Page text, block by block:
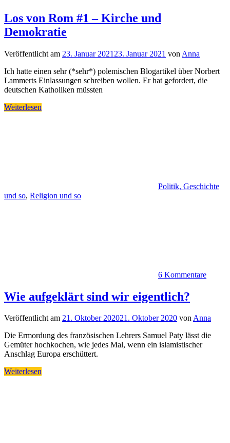
Los von Rom #1 – Kirche und
Demokratie
Veröffentlicht am 23. Januar 2021 23. Januar 2021 von Anna
Ich hatte einen sehr (*sehr*) polemischen Blogartikel über Norbert
Lammerts Einlassungen schreiben wollen. Er hat gefordert, die
deutschen Katholiken müssten
Weiterlesen
Politik, Geschichte
und so, Religion und so
6 Kommentare
Wie aufgeklärt sind wir eigentlich?
Veröffentlicht am 21. Oktober 202021. Oktober 2020 vonAnna
Die Ermordung des französischen Lehrers Samuel Paty lässt die
Gemüter hochkochen, wie jedes Mal, wenn ein islamistischer
Anschlag Europa erschüttert.
Weiterlesen